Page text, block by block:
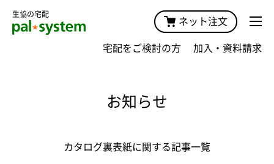
生協の宅配
ネット注文
宅配をご検討の方 加入・資料請求
お知らせ
カタログ裏表紙に関する記事一覧